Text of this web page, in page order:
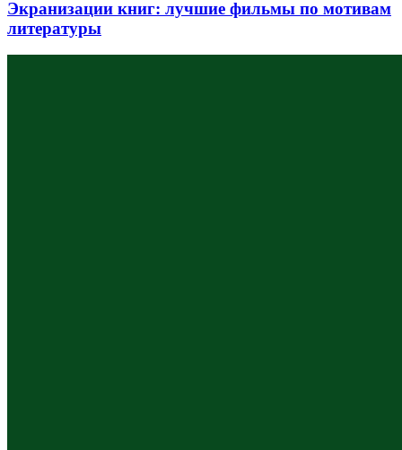
Экранизации книг: лучшие фильмы по мотивам
литературы